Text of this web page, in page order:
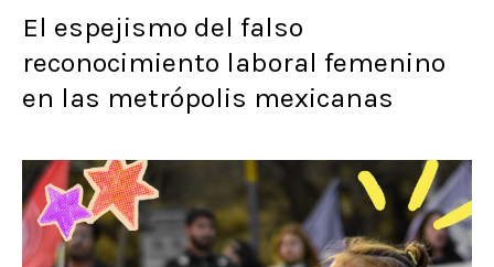
El espejismo del falso
reconocimiento laboral femenino
en las metrópolis mexicanas